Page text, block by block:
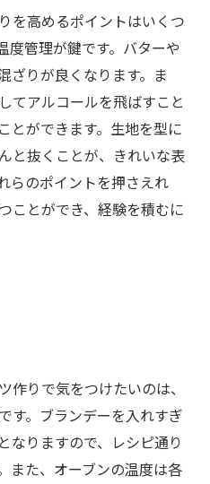
を高めるポイントはいくつ
度管理が鍵です。バターや
ざりが良くなります。ま
てアルコールを飛ばすこと
とができます。生地を型に
と抜くことが、きれいな表
らのポイントを押さえれ
ことができ、経験を積むに
作りで気をつけたいのは、
す。ブランデーを入れすぎ
なりますので、レシピ通り
また、オーブンの温度は各